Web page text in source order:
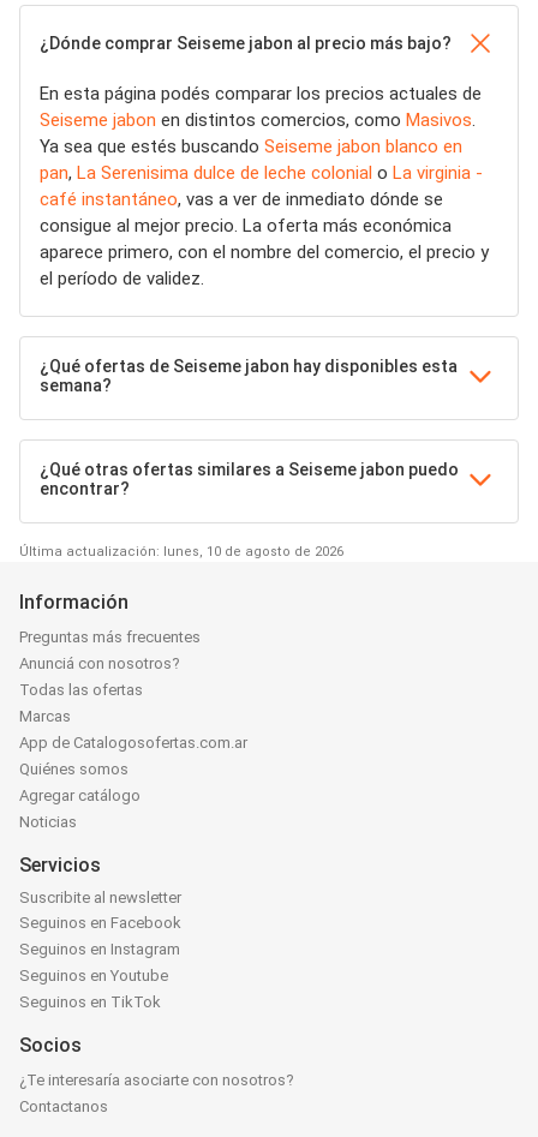
¿Dónde comprar Seiseme jabon al precio más bajo?
En esta página podés comparar los precios actuales de
Seiseme jabon en distintos comercios, como Masivos
Ya sea que estés buscando Seiseme jabon blanco en
pan, La Serenisima dulce de leche colonial o La virginia -
café instantáneo, vas a ver de inmediato dónde se
consigue al mejor precio. La oferta más económica
aparece primero, con el nombre del comercio, el precio y
el período de validez.
¿Qué ofertas de Seiseme jabon hay disponibles esta
semana?
¿Qué otras ofertas similares a Seiseme jabon puedo
encontrar?
Última actualización: lunes, 10 de agosto de 2026
Información
Preguntas más frecuentes
Anunciá con nosotros?
Todas las ofertas
Marcas
App de Catalogosofertas.com.ar
Quiénes somos
Agregar catálogo
Noticias
Servicios
Suscribite al newsletter
Seguinos en Facebook
Seguinos en Instagram
Seguinos en Youtube
Seguinos en TikTok
Socios
¿Te interesaría asociarte con nosotros?
Contactanos